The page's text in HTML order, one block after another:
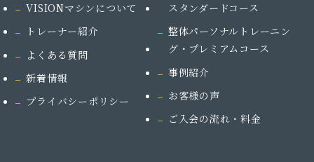
VISIONマシンについて
トレーナー紹介
よくある質問
新着情報
プライバシーポリシー
スタンダードコース
整体パーソナルトレーニン
グ・プレミアムコース
事例紹介
お客様の声
ご入会の流れ・料金